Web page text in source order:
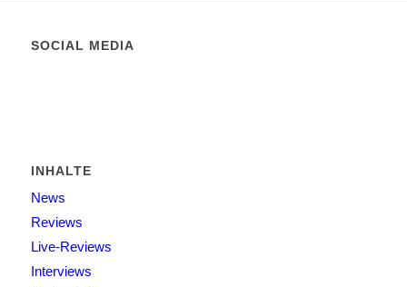
SOCIAL MEDIA
INHALTE
News
Reviews
Live-Reviews
Interviews